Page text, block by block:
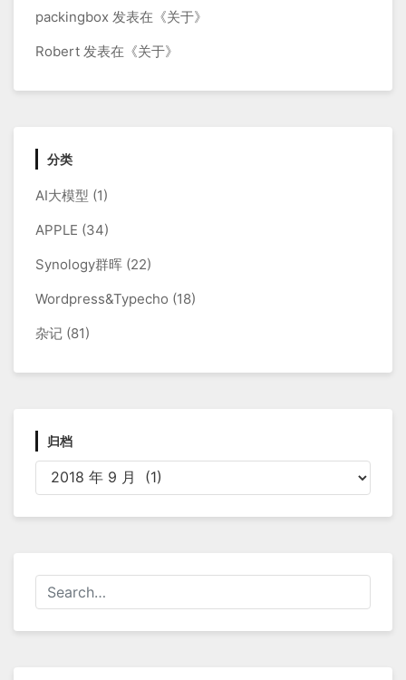
packingbox 发表在《关于》
Robert 发表在《关于》
分类
AI大模型 (1)
APPLE (34)
Synology群晖 (22)
Wordpress&Typecho (18)
杂记 (81)
归档
档